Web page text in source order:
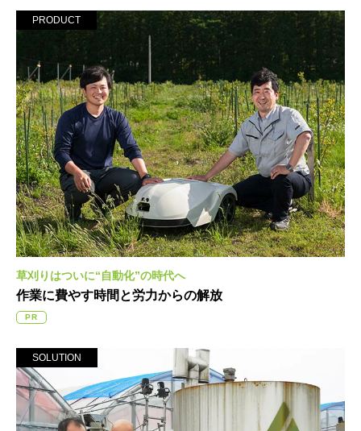
PRODUCT
草刈りはついに“自動化”の時代へ
作業に費やす時間と労力からの解放
PR
SOLUTION